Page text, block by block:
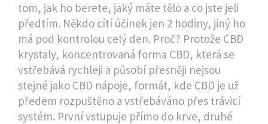
tom, jak ho berete, jaký máte tělo a co jste jeli
předtím. Někdo cítí účinek jen 2 hodiny, jiný ho
má pod kontrolou celý den. Proč? Protože CBD
krystaly, koncentrovaná forma CBD, která se
vstřebává rychleji a působí přesněji nejsou
stejné jako CBD nápoje, formát, kde CBD je už
předem rozpuštěno a vstřebáváno přes trávicí
systém. První vstupuje přímo do krve, druhé